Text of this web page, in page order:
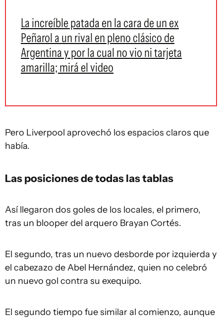
La increíble patada en la cara de un ex
Peñarol a un rival en pleno clásico de
Argentina y por la cual no vio ni tarjeta
amarilla; mirá el video
Pero Liverpool aprovechó los espacios claros que
había.
Las posiciones de todas las tablas
Así llegaron dos goles de los locales, el primero,
tras un blooper del arquero Brayan Cortés.
El segundo, tras un nuevo desborde por izquierda y
el cabezazo de Abel Hernández, quien no celebró
un nuevo gol contra su exequipo.
El segundo tiempo fue similar al comienzo, aunque